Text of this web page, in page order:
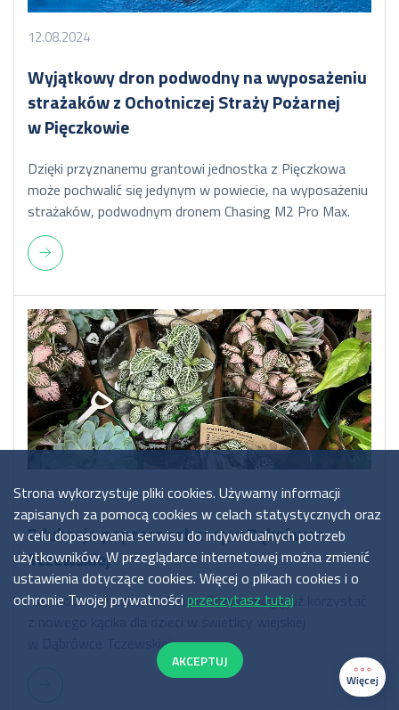
12.08.2024
Wyjątkowy dron podwodny na wyposażeniu
strażaków z Ochotniczej Straży Pożarnej
w Pięczkowie
Dzięki przyznanemu grantowi jednostka z Pięczkowa
może pochwalić się jedynym w powiecie, na wyposażeniu
strażaków, podwodnym dronem Chasing M2 Pro Max.
7.08.2024
Edukacja poprzez zabawę w Dąbrówce
Tczewskiej
Najmłodsi mieszkańcy Gminy Tczew mogą już korzystać
w Dąbrówce Tczewskiej.
Więcej
Strona wykorzystuje pliki cookies. Używamy informacji
zapisanych za pomocą cookies w celach statystycznych oraz
w celu dopasowania serwisu do indywidualnych potrzeb
użytkowników. W przeglądarce internetowej można zmienić
ustawienia dotyczące cookies. Więcej o plikach cookies i o
ochronie Twojej prywatności przeczytasz tutaj
AKCEPTUJ